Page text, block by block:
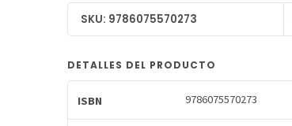
SKU: 9786075570273
DETALLES DEL PRODUCTO
ISBN 9786075570273